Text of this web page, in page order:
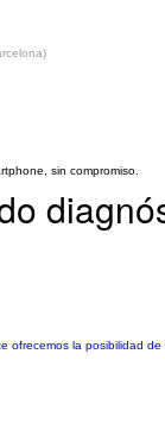
sin compromiso.
la posibilidad